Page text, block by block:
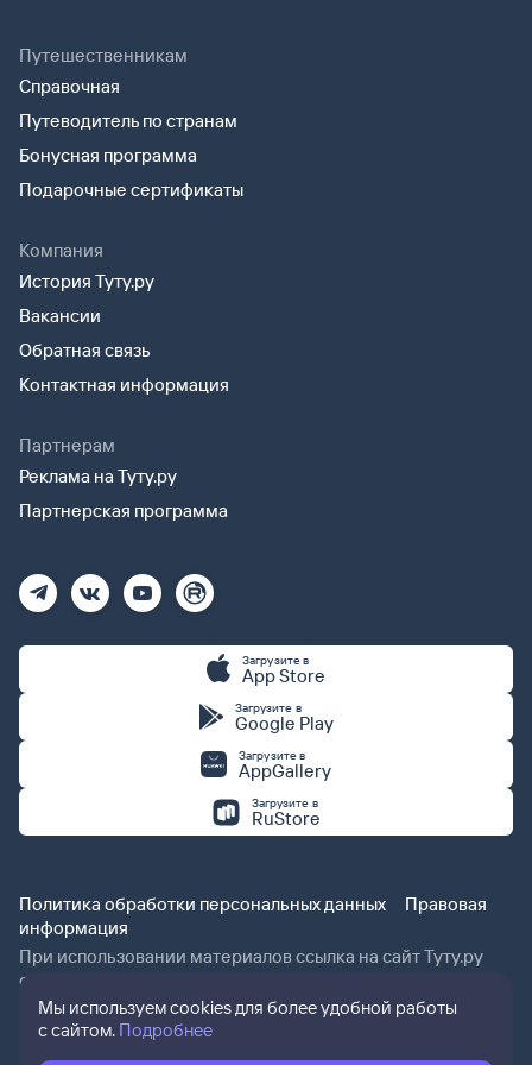
Путешественникам
Справочная
Путеводитель по странам
Бонусная программа
Подарочные сертификаты
Компания
История Туту.ру
Вакансии
Обратная связь
Контактная информация
Партнерам
Реклама на Туту.ру
Партнерская программа
Загрузите в
App Store
Загрузите в
Google Play
Загрузите в
AppGallery
Загрузите в
RuStore
Политика обработки персональных данных
Правовая
информация
При использовании материалов ссылка на сайт Туту.ру
обязательна.
Мы используем cookies для более удобной работы
с сайтом. Подробнее